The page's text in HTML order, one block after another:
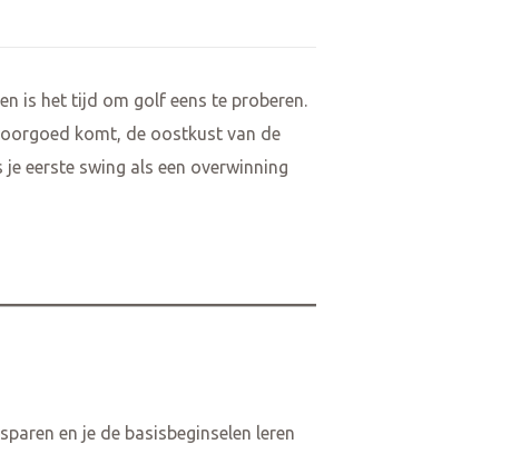
is het tijd om golf eens te proberen.
komt, de oostkust van de
eerste swing als een overwinning
en je de basisbeginselen leren